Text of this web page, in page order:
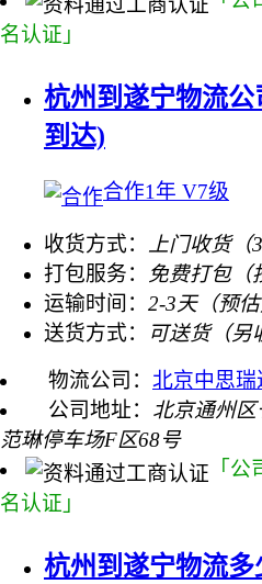
名认证」
杭州到遂宁物流
到达)
合作1年 V7级
收货方式：
上门收货
打包服务：
免费打包（
运输时间： 2-3天（预
送货方式：
可送货（另
物流公司： 北京中思
公司地址： 北京通州
范琳停车场F区68号
「
名认证」
杭州到遂宁物流